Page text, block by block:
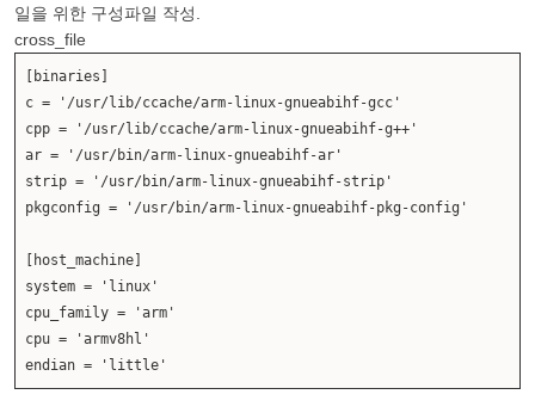
일을 위한 구성파일 작성.
cross_file
[binaries]
c = '/usr/lib/ccache/arm-linux-gnueabihf-gcc'
cpp = '/usr/lib/ccache/arm-linux-gnueabihf-g++'
ar = '/usr/bin/arm-linux-gnueabihf-ar'
strip = '/usr/bin/arm-linux-gnueabihf-strip'
pkgconfig = '/usr/bin/arm-linux-gnueabihf-pkg-config'
[host_machine]
system = 'linux'
cpu_family = 'arm'
cpu = 'armv8hl'
endian = 'little'